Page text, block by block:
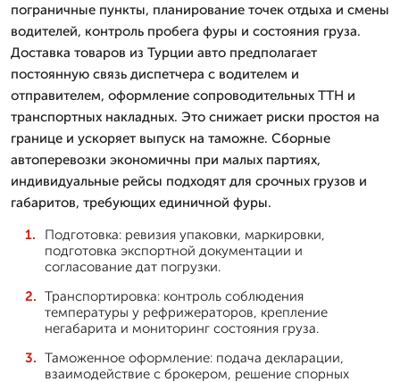
пограничные пункты, планирование точек отдыха и смены
водителей, контроль пробега фуры и состояния груза.
Доставка товаров из Турции авто предполагает
постоянную связь диспетчера с водителем и
отправителем, оформление сопроводительных ТТН и
транспортных накладных. Это снижает риски простоя на
границе и ускоряет выпуск на таможне. Сборные
автоперевозки экономичны при малых партиях,
индивидуальные рейсы подходят для срочных грузов и
габаритов, требующих единичной фуры.
Подготовка: ревизия упаковки, маркировки,
подготовка экспортной документации и
согласование дат погрузки.
Транспортировка: контроль соблюдения
температуры у рефрижераторов, крепление
негабарита и мониторинг состояния груза.
Таможенное оформление: подача декларации,
взаимодействие с брокером, решение спорных